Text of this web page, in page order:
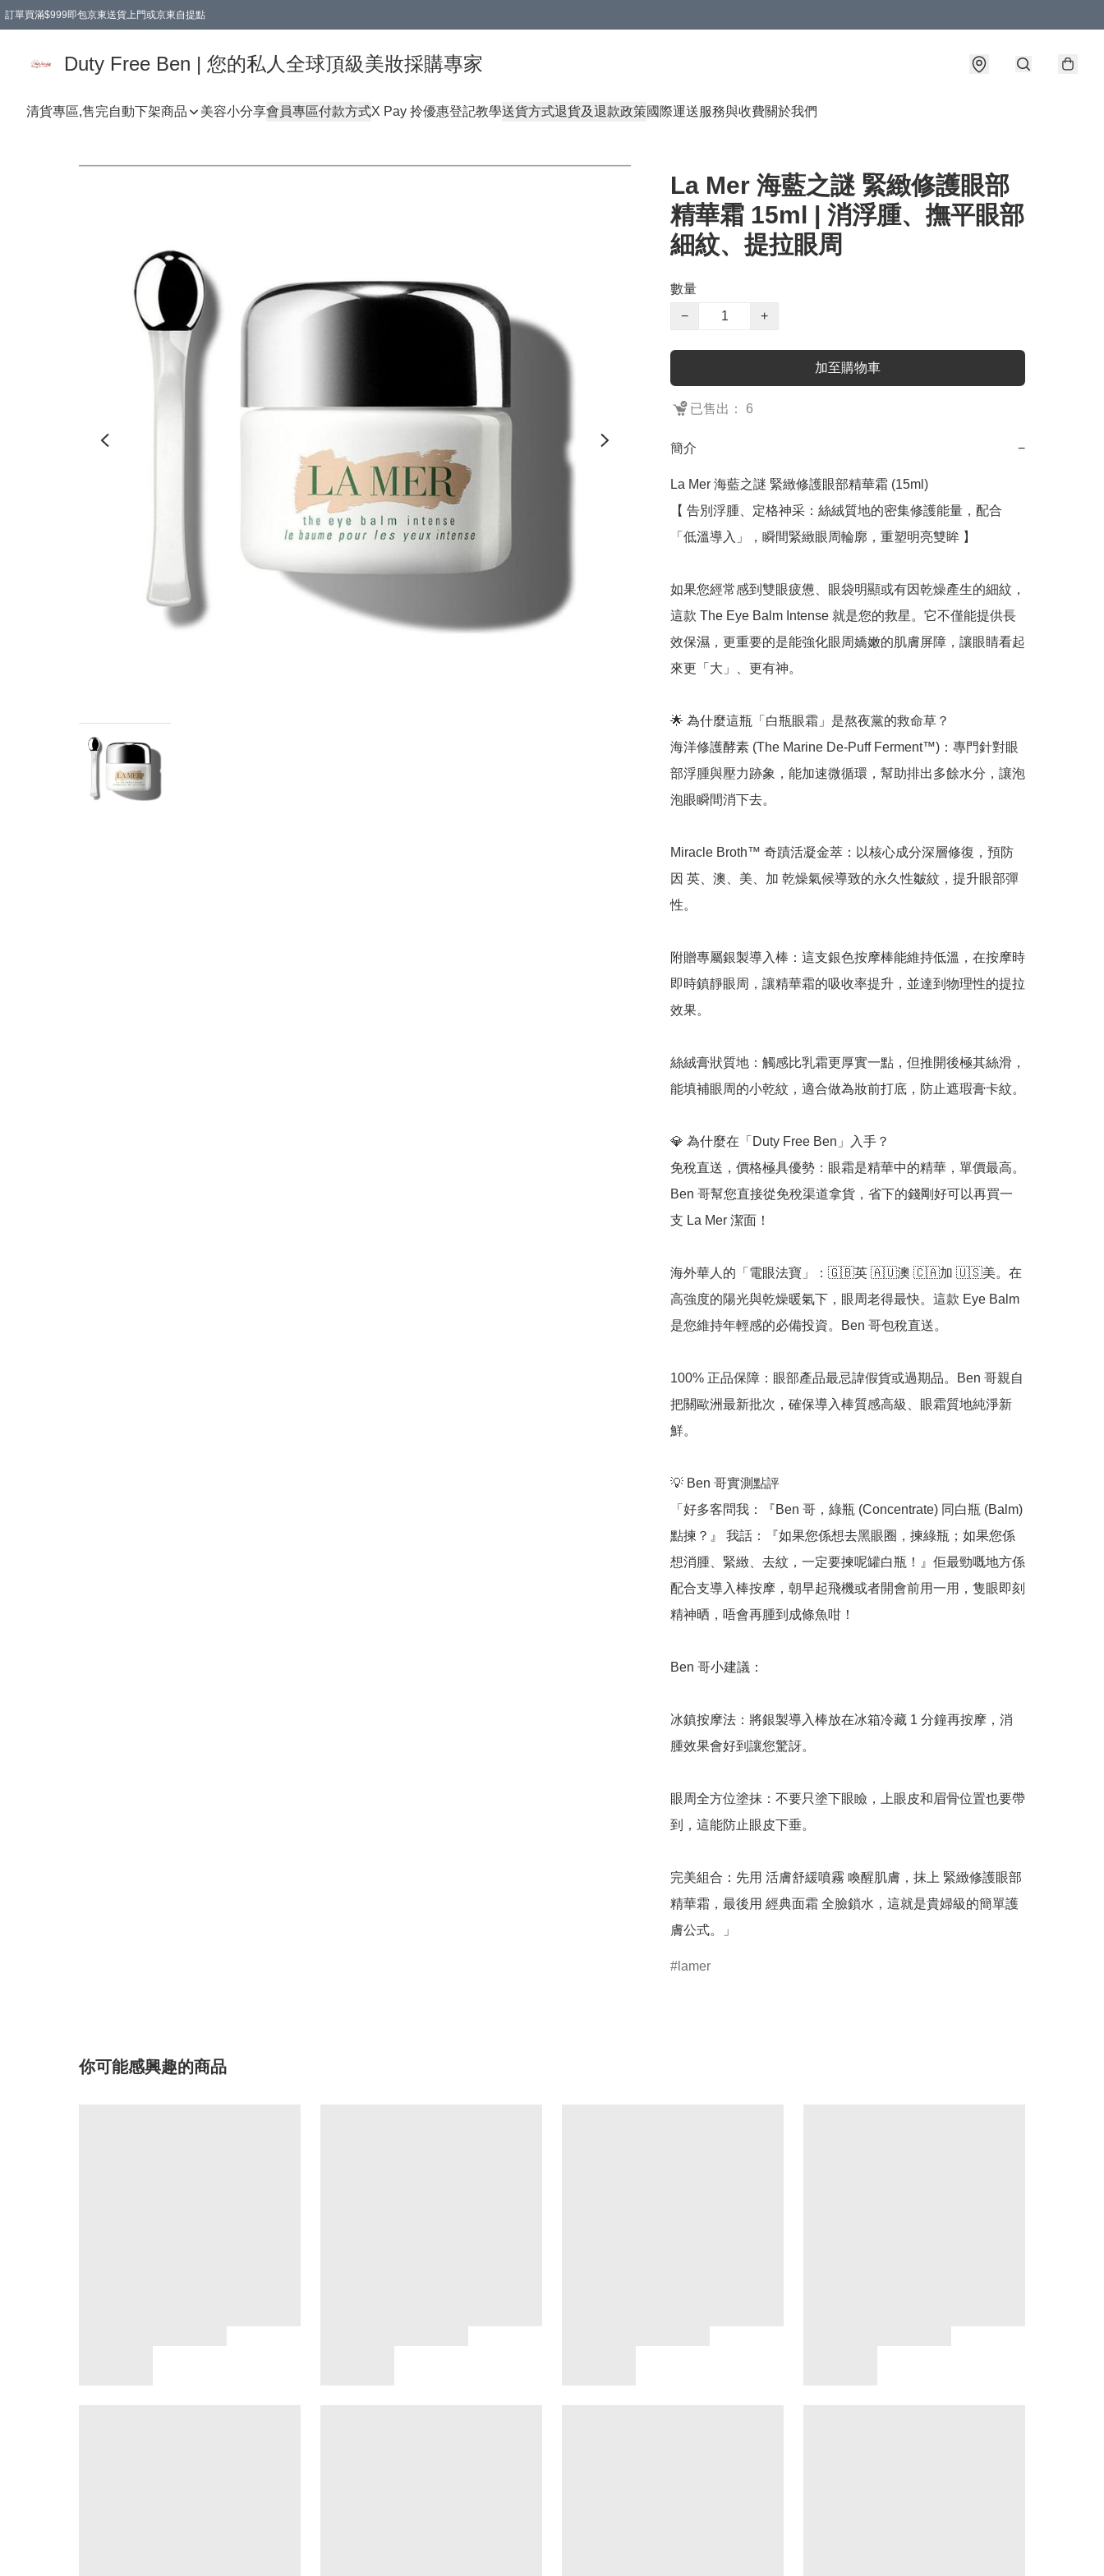
訂單買滿$999即包京東送貨上門或京東自提點
Duty Free Ben | 您的私人全球頂級美妝採購專家
清貨專區,售完自動下架商品 美容小分享會員專區付款方式X Pay 拎優惠登記教學送貨方式退貨及退款政策國際運送服務與收費關於我們
La Mer 海藍之謎 緊緻修護眼部
精華霜 15ml | 消浮腫、撫平眼部
細紋、提拉眼周
數量
−
+
加至購物車
已售出： 6
簡介 −
La Mer 海藍之謎 緊緻修護眼部精華霜 (15ml)
【 告別浮腫、定格神采：絲絨質地的密集修護能量，配合
「低溫導入」，瞬間緊緻眼周輪廓，重塑明亮雙眸 】
如果您經常感到雙眼疲憊、眼袋明顯或有因乾燥產生的細紋，
這款 The Eye Balm Intense 就是您的救星。它不僅能提供長
效保濕，更重要的是能強化眼周嬌嫩的肌膚屏障，讓眼睛看起
來更「大」、更有神。
🌟 為什麼這瓶「白瓶眼霜」是熬夜黨的救命草？
海洋修護酵素 (The Marine De-Puff Ferment™)：專門針對眼
部浮腫與壓力跡象，能加速微循環，幫助排出多餘水分，讓泡
泡眼瞬間消下去。
Miracle Broth™ 奇蹟活凝金萃：以核心成分深層修復，預防
因 英、澳、美、加 乾燥氣候導致的永久性皺紋，提升眼部彈
性。
附贈專屬銀製導入棒：這支銀色按摩棒能維持低溫，在按摩時
即時鎮靜眼周，讓精華霜的吸收率提升，並達到物理性的提拉
效果。
絲絨膏狀質地：觸感比乳霜更厚實一點，但推開後極其絲滑，
能填補眼周的小乾紋，適合做為妝前打底，防止遮瑕膏卡紋。
💎 為什麼在「Duty Free Ben」入手？
免稅直送，價格極具優勢：眼霜是精華中的精華，單價最高。
Ben 哥幫您直接從免稅渠道拿貨，省下的錢剛好可以再買一
支 La Mer 潔面！
海外華人的「電眼法寶」：🇬🇧英 🇦🇺澳 🇨🇦加 🇺🇸美。在
高強度的陽光與乾燥暖氣下，眼周老得最快。這款 Eye Balm
是您維持年輕感的必備投資。Ben 哥包稅直送。
100% 正品保障：眼部產品最忌諱假貨或過期品。Ben 哥親自
把關歐洲最新批次，確保導入棒質感高級、眼霜質地純淨新
鮮。
💡 Ben 哥實測點評
「好多客問我：『Ben 哥，綠瓶 (Concentrate) 同白瓶 (Balm)
點揀？』 我話：『如果您係想去黑眼圈，揀綠瓶；如果您係
想消腫、緊緻、去紋，一定要揀呢罐白瓶！』佢最勁嘅地方係
配合支導入棒按摩，朝早起飛機或者開會前用一用，隻眼即刻
精神晒，唔會再腫到成條魚咁！
Ben 哥小建議：
冰鎮按摩法：將銀製導入棒放在冰箱冷藏 1 分鐘再按摩，消
腫效果會好到讓您驚訝。
眼周全方位塗抹：不要只塗下眼瞼，上眼皮和眉骨位置也要帶
到，這能防止眼皮下垂。
完美組合：先用 活膚舒緩噴霧 喚醒肌膚，抹上 緊緻修護眼部
精華霜，最後用 經典面霜 全臉鎖水，這就是貴婦級的簡單護
膚公式。」
lamer
你可能感興趣的商品